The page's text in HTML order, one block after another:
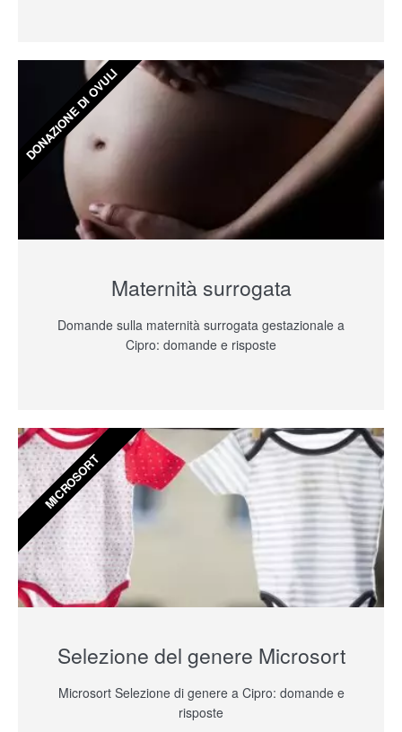
Maternità surrogata
Domande sulla maternità surrogata gestazionale a
Cipro: domande e risposte
DONAZIONE DI OVULI
Selezione del genere Microsort
Microsort Selezione di genere a Cipro: domande e
risposte
MICROSORT